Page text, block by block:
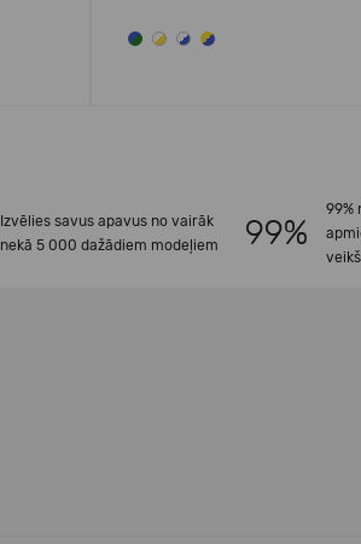
Izvēlies savus apavus no vairāk
nekā 5 000 dažādiem modeļiem
99%